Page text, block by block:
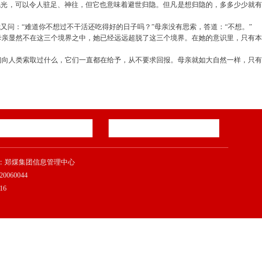
，可以令人驻足、神往，但它也意味着避世归隐。但凡是想归隐的，多多少少就有
：“难道你不想过不干活还吃得好的日子吗？”母亲没有思索，答道：“不想。”
显然不在这三个境界之中，她已经远远超脱了这三个境界。在她的意识里，只有本
人类索取过什么，它们一直都在给予，从不要求回报。母亲就如大自然一样，只有
郑煤集团信息管理中心